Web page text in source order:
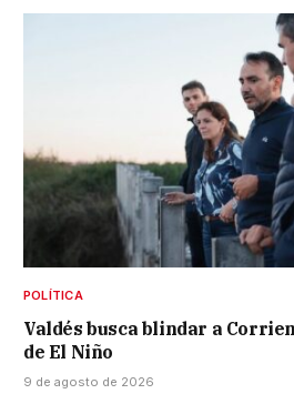
POLÍTICA
Valdés busca blindar a
de El Niño
9 de agosto de 2026